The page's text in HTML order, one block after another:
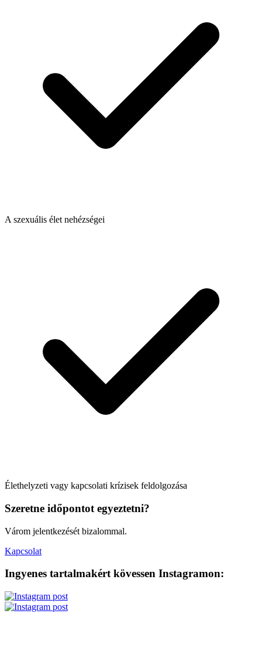
A szexuális élet nehézségei
Élethelyzeti vagy kapcsolati krízisek feldolgozása
Szeretne időpontot egyeztetni?
Várom jelentkezését bizalommal.
Kapcsolat
Ingyenes tartalmakért kövessen Instagramon: